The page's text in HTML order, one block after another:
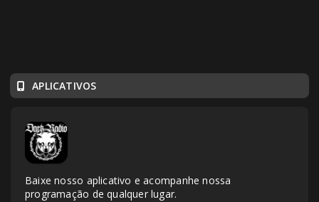
APLICATIVOS
Baixe nosso aplicativo e acompanhe nossa
programação de qualquer lugar.